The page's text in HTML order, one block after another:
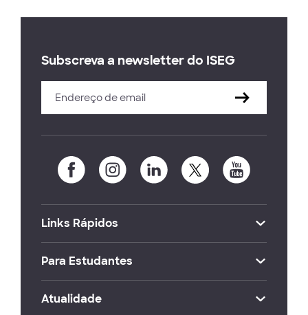
Subscreva a newsletter do ISEG
Links Rápidos
Para Estudantes
Atualidade